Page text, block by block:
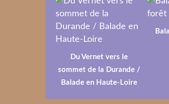
Du Vernet vers le
sommet de la Durande /
Balade en Haute-Loire